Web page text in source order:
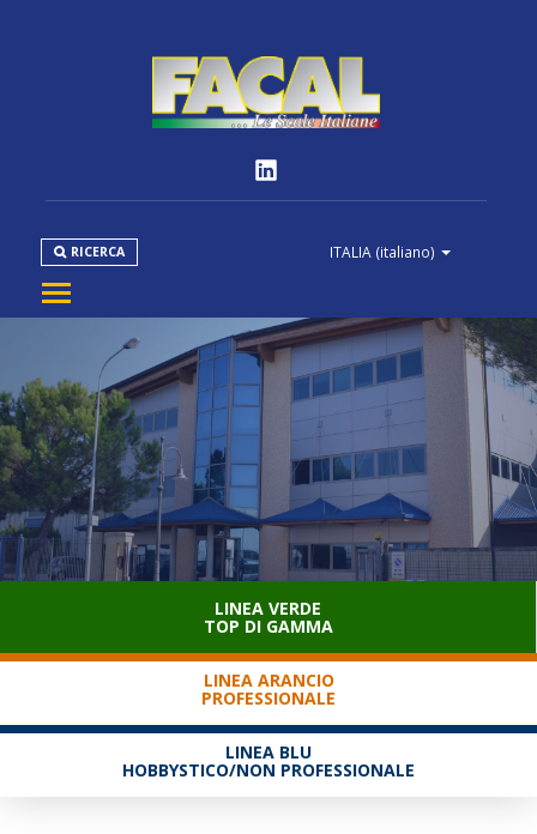
ITALIA (italiano)
RICERCA
PRODOTTI
NORMATIVE
MEDIA
DOWNLOAD
SERVIZIO CLIENTI
LINEA VERDE
TOP DI GAMMA
LINEA ARANCIO
PROFESSIONALE
LINEA BLU
HOBBYSTICO/NON PROFESSIONALE